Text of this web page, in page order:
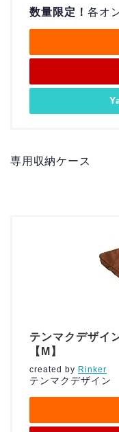
数量限定！ 各オ
専用収納ケース
テンマクデザイ
【M】
created by Rinker
テンマクデザイン